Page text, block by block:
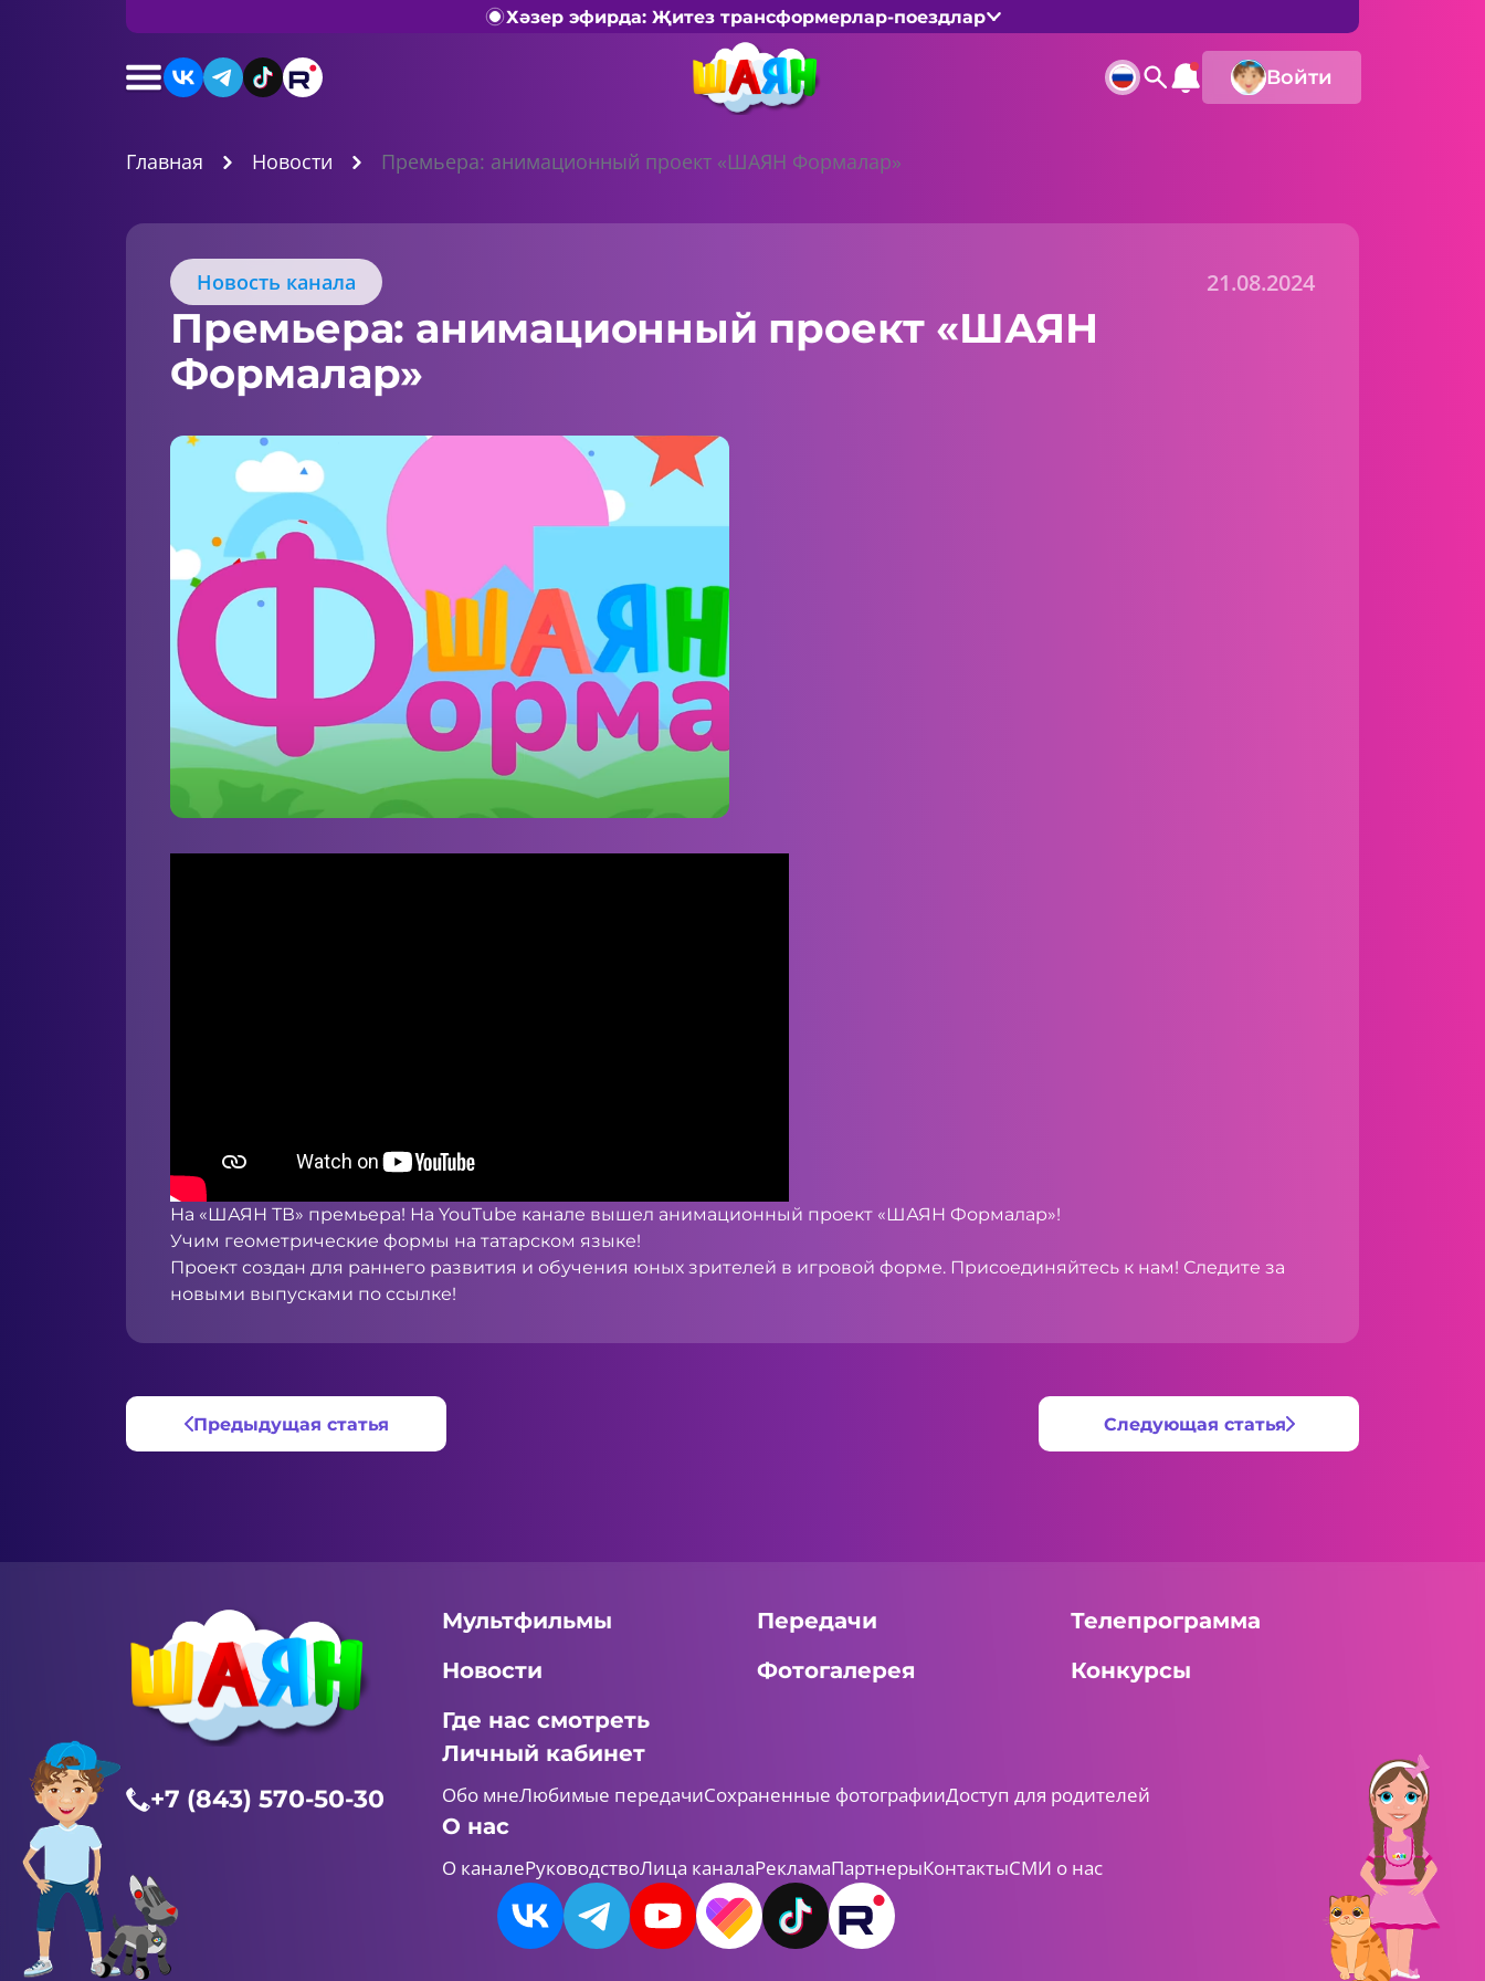
Хәзер эфирда: Җитез трансформерлар-поездлар
Войти
Главная Новости Премьера: анимационный проект «ШАЯН Формалар»
Новость канала 21.08.2024
Премьера: анимационный проект «ШАЯН
Формалар»
На «ШАЯН ТВ» премьера! На YouTube канале вышел анимационный проект «ШАЯН Формалар»!
Учим геометрические формы на татарском языке!
Проект создан для раннего развития и обучения юных зрителей в игровой форме. Присоединяйтесь к нам! Следите за
новыми выпусками по ссылке!
Предыдущая статья Следующая статья
+7 (843) 570-50-30
Мультфильмы Передачи
Телепрограмма
Новости
Фотогалерея
Конкурсы
Где нас смотреть
Личный кабинет
Обо мнеЛюбимые передачиСохраненные фотографииДоступ для родителей
О нас
О каналеРуководствоЛица каналаРекламаПартнерыКонтактыСМИ о нас